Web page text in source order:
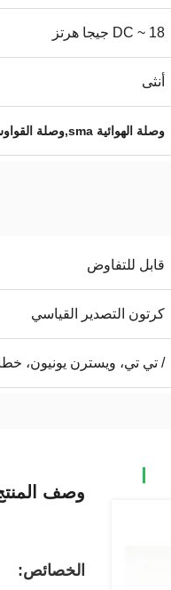
DC ~ 18 جيجا هرتز
أنثى
وصلة الهوائية sma,وصلة القواوس الصغيرة
قابل للتفاوض
كرتون التصدير القياسي
/ تي تي، ويسترن يونيون،
وصف
الخصائص: